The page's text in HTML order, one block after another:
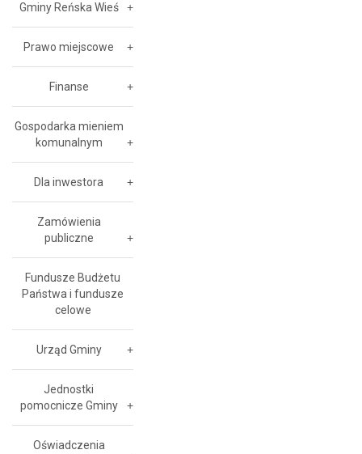
Gminy Reńska Wieś
Prawo miejscowe
Finanse
Gospodarka mieniem
komunalnym
Dla inwestora
Zamówienia
publiczne
Fundusze Budżetu
Państwa i fundusze
celowe
Urząd Gminy
Jednostki
pomocnicze Gminy
Oświadczenia